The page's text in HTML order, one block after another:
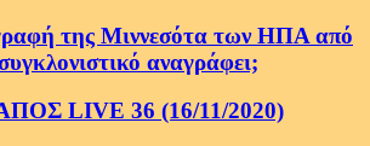
της Μιννεσότα των ΗΠΑ από
αναγράφει;
LIVE 36 (16/11/2020)